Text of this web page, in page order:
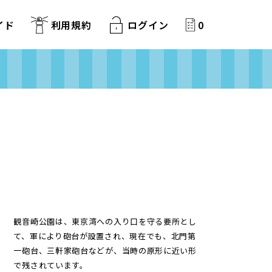
ド 利用規約 ログイン 0
観音崎公園は、東京湾への入り口を守る要所とし
て、軍により砲台が設置され、現在でも、北門第
一砲台、三軒家砲台などが、当時の原形に近い形
で残されています。